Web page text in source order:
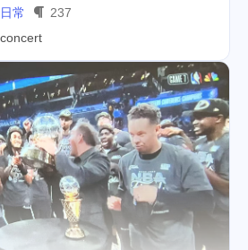
常
237
concert